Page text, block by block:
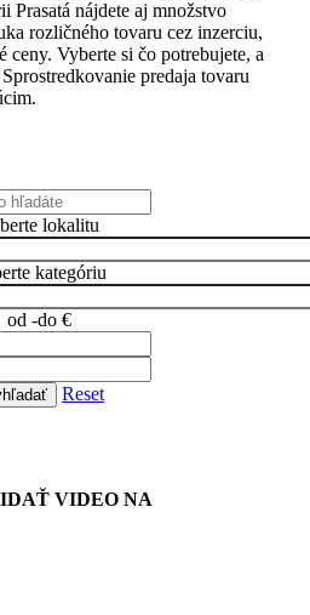
Prasatá nájdete aj množstvo
rozličného tovaru cez inzerciu,
ceny. Vyberte si čo potrebujete, a
predaja tovaru
lokalitu
kategóriu
od -do €
Reset
VIDEO NA